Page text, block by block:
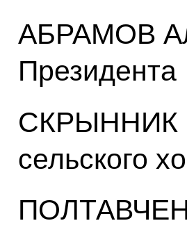
АБРАМОВ
Президента
СКРЫННИК
сельского